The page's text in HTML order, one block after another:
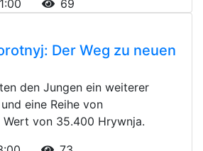
69
Der Weg zu neuen
den Jungen ein weiterer
eine Reihe von
Wert von 35.400 Hrywnja.